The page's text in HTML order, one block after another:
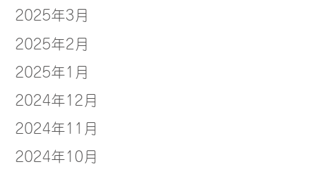
2025年3月
2025年2月
2025年1月
2024年12月
2024年11月
2024年10月